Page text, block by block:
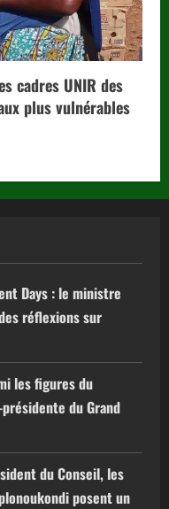
cadres UNIR des
plus vulnérables
Days : le ministre
réflexions sur
les figures du
du Grand
du Conseil, les
posent un